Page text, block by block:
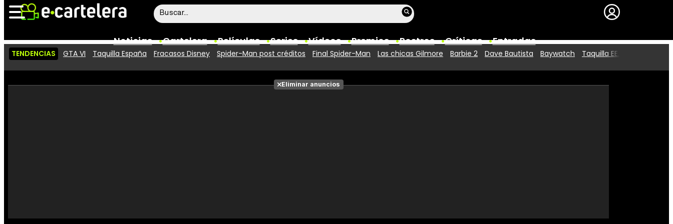
Noticias Cartelera Películas Series Vídeos Premios Rostros Críticas Entradas
Vídeos
Taquilla Fotos
Premios
TENDENCIAS GTA VI Taquilla España Fracasos Disney Spider-Man post créditos Final Spider-Man Las chicas Gilmore Barbie 2 Dave Bautista Baywatch Taquilla EE.UU.
Eliminar anuncios